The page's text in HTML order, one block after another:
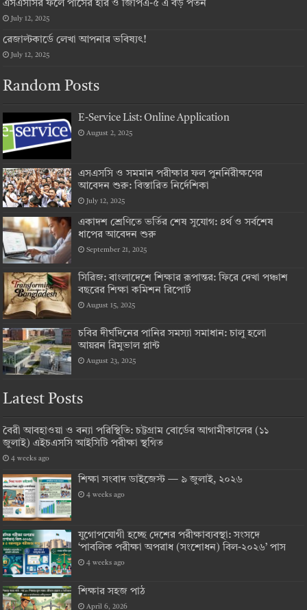
এসএসসির ফলে পাসের হার ও জিপিএ-৫ এ বড় পতন
July 12, 2025
রেজাল্টকার্ডে লেখা আপনার ভবিষ্যৎ!
July 12, 2025
Random Posts
E-Service List: Online Application
August 2, 2025
এসএসসি ও সমমান পরীক্ষার ফল পুনর্নিরীক্ষণের
আবেদন শুরু: বিস্তারিত নির্দেশিকা
July 12, 2025
একাদশ শ্রেণিতে ভর্তির শেষ সুযোগ: ৪র্থ ও সর্বশেষ
ধাপের আবেদন শুরু
September 21, 2025
সিরিজ: বাংলাদেশে শিক্ষার রূপান্তর: ফিরে দেখা পঞ্চাশ
বছরের শিক্ষা কমিশন রিপোর্ট
August 15, 2025
চবির দীর্ঘদিনের পানির সমস্যা সমাধান: চালু হলো
আয়রন রিমুভাল প্লান্ট
August 23, 2025
Latest Posts
বৈরী আবহাওয়া ও বন্যা পরিস্থিতি: চট্টগ্রাম বোর্ডের আগামীকালের (১১
জুলাই) এইচএসসি আইসিটি পরীক্ষা স্থগিত
4 weeks ago
শিক্ষা সংবাদ ডাইজেস্ট — ৯ জুলাই, ২০২৬
4 weeks ago
যুগোপযোগী হচ্ছে দেশের পরীক্ষাব্যবস্থা: সংসদে
‘পাবলিক পরীক্ষা অপরাধ (সংশোধন) বিল-২০২৬’ পাস
4 weeks ago
শিক্ষার সহজ পাঠ
April 6, 2026